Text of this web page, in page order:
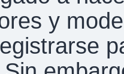
y